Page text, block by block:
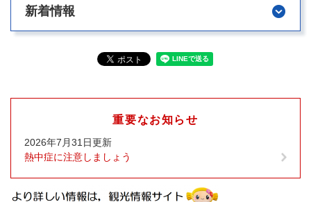
新着情報
重要なお知らせ
2026年7月31日更新
熱中症に注意しましょう